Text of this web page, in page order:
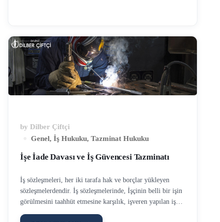
davası açılmalıdır. İşe iade davası şartları daha önceki
yazımızda değindiğimiz için bu yazıda ayrıca
anlatılmayacaktır. Ülkemiz yargılama şartlarında iş
davaları …
by Dilber Çiftçi
Genel, İş Hukuku, Tazminat Hukuku
İşe İade Davası ve İş Güvencesi Tazminatı
İş sözleşmeleri, her iki tarafa hak ve borçlar yükleyen
sözleşmelerdendir. İş sözleşmelerinde, İşçinin belli bir işin
görülmesini taahhüt etmesine karşılık, işveren yapılan iş
neticesine belirlenmiş bir miktar ücret ödemeyi